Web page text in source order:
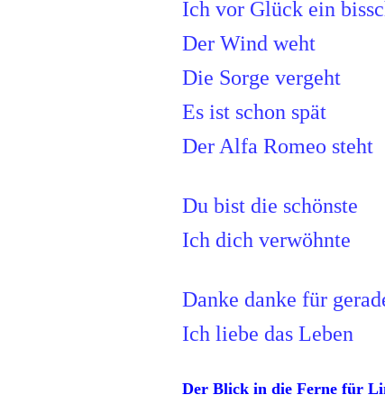
Ich vor Glück ein
Der Wind weht
Die Sorge vergeht
Es ist schon spät
Der Alfa Romeo steht
Du bist die schönste
Ich dich verwöhnte
Danke danke für
Ich liebe das Leben
Der Blick in die Ferne für